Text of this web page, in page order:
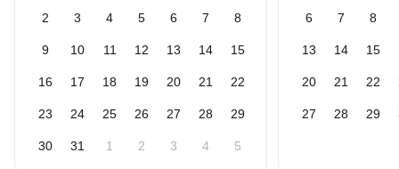
2 3 4 5 6 7 8
9 10 11 12 13 14 15
16 17 18 19 20 21 22
23 24 25 26 27 28 29
30 31 1 2 3 4 5
6 7 8
13 14 15
20 21 22
27 28 29